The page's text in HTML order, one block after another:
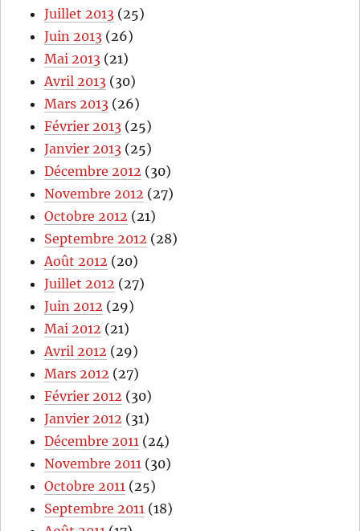
Juillet 2013 (25)
Juin 2013 (26)
Mai 2013 (21)
Avril 2013 (30)
Mars 2013 (26)
Février 2013 (25)
Janvier 2013 (25)
Décembre 2012 (30)
Novembre 2012 (27)
Octobre 2012 (21)
Septembre 2012 (28)
Août 2012 (20)
Juillet 2012 (27)
Juin 2012 (29)
Mai 2012 (21)
Avril 2012 (29)
Mars 2012 (27)
Février 2012 (30)
Janvier 2012 (31)
Décembre 2011 (24)
Novembre 2011 (30)
Octobre 2011 (25)
Septembre 2011 (18)